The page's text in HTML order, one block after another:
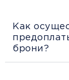
Как
брони?